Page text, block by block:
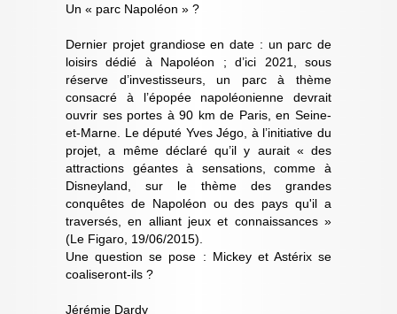
Un « parc Napoléon » ?
Dernier projet grandiose en date : un parc de
loisirs dédié à Napoléon ; d’ici 2021, sous
réserve d’investisseurs, un parc à thème
consacré à l’épopée napoléonienne devrait
ouvrir ses portes à 90 km de Paris, en Seine-
et-Marne. Le député Yves Jégo, à l’initiative du
projet, a même déclaré qu’il y aurait « des
attractions géantes à sensations, comme à
Disneyland, sur le thème des grandes
conquêtes de Napoléon ou des pays qu'il a
traversés, en alliant jeux et connaissances »
(Le Figaro, 19/06/2015).
Une question se pose : Mickey et Astérix se
coaliseront-ils ?
Jérémie Dardy